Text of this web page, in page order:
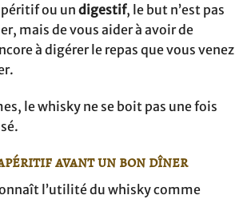
ou un digestif, le but n’est pas
mais de vous aider à avoir de
à digérer le repas que vous venez
le whisky ne se boit pas une fois
avant un bon dîner
l’utilité du whisky comme